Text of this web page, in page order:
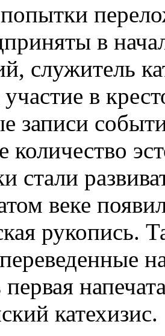
в
служитель
в
записи
количество
стали
веке
рукопись.
катехизис.